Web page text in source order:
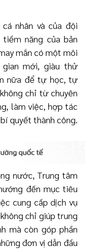
nhân và của đội
năng của bản
mắn có một môi
mới, giàu thử
nữa để tự học, tự
chỉ từ chuyên
làm việc, hợp tác
quyết thành công.
nước, Trung tâm
đến mục tiêu
cung cấp dịch vụ
chỉ giúp trung
mà còn góp phần
đơn vị dẫn đầu